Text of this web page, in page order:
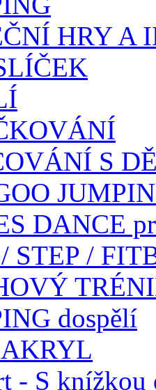
HRY A
S
DANCE
STEP /
dospělí
- S knížkou